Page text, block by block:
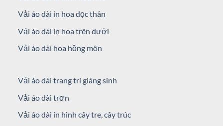
Vải áo dài in hoa dọc thân
Vải áo dài in hoa trên dưới
Vải áo dài hoa hồng môn
Vải áo dài trang trí giáng sinh
Vải áo dài trơn
Vải áo dài in hình cây tre, cây trúc